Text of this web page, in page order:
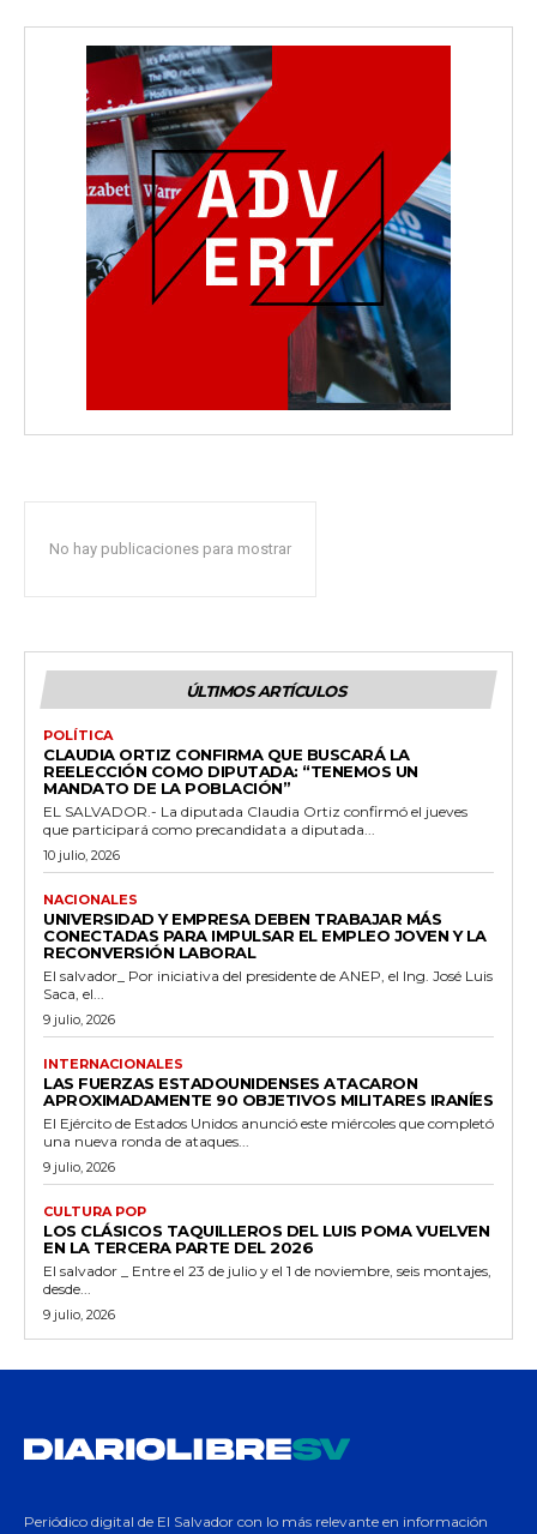
No hay publicaciones para mostrar
ÚLTIMOS ARTÍCULOS
POLÍTICA
CLAUDIA ORTIZ CONFIRMA QUE BUSCARÁ LA
REELECCIÓN COMO DIPUTADA: “TENEMOS UN
MANDATO DE LA POBLACIÓN”
EL SALVADOR.- La diputada Claudia Ortiz confirmó el jueves
que participará como precandidata a diputada...
10 julio, 2026
NACIONALES
UNIVERSIDAD Y EMPRESA DEBEN TRABAJAR MÁS
CONECTADAS PARA IMPULSAR EL EMPLEO JOVEN Y LA
RECONVERSIÓN LABORAL
El salvador_ Por iniciativa del presidente de ANEP, el Ing. José Luis
Saca, el...
9 julio, 2026
INTERNACIONALES
LAS FUERZAS ESTADOUNIDENSES ATACARON
APROXIMADAMENTE 90 OBJETIVOS MILITARES IRANÍES
El Ejército de Estados Unidos anunció este miércoles que completó
una nueva ronda de ataques...
9 julio, 2026
CULTURA POP
LOS CLÁSICOS TAQUILLEROS DEL LUIS POMA VUELVEN
EN LA TERCERA PARTE DEL 2026
El salvador _ Entre el 23 de julio y el 1 de noviembre, seis montajes,
desde...
9 julio, 2026
Periódico digital de El Salvador con lo más relevante en información